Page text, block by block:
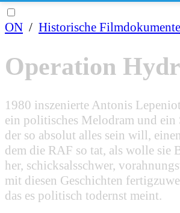
ON / Historische Filmdokumente
Operation
1980 inszenierte Antonis
ein politisches Melodram und
der so absolut alles sein will,
dem die RAF so tat, als wolle sie
her, schicksalsschwer,
mit diesen Geschichten
das es politisch todernst meint.